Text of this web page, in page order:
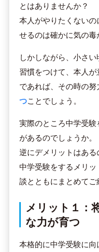
とはありませんか？
本人がやりたくない
せるのは確かに気の毒
しかしながら、小さ
習慣をつけて、本人
であれば、その時の努
つことでしょう。
実際のところ中学受
があるのでしょうか。
逆にデメリットはある
中学受験をするメリ
談とともにまとめてご
メリット１：
な力が育つ
本格的に中学受験に